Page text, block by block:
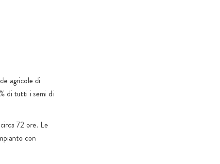
agricole di
di tutti i semi di
72 ore. Le
con